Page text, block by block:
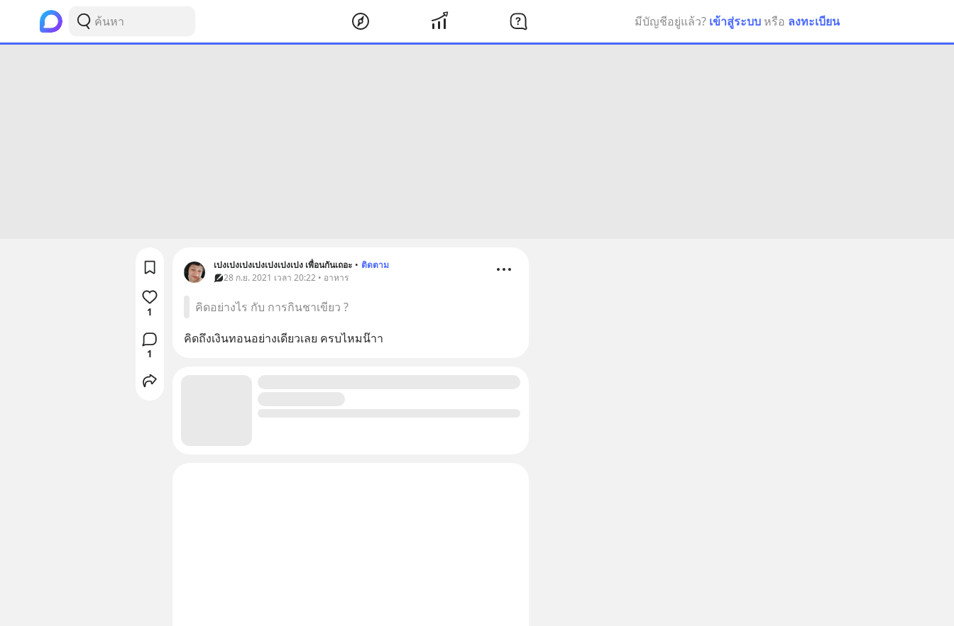
มีบัญชีอยู่แล้ว? เข้าสู่ระบบ หรือ ลงทะเบียน
เปงเปงเปงเปงเปงเปงเปง เพื่อนกันเถอะ • ติดตาม
28 ก.ย. 2021 เวลา 20:22 • อาหาร
คิดอย่างไร กับ การกินชาเขียว ?
คิดถึงเงินทอนอย่างเดียวเลย ครบไหมน๊าา
1
1